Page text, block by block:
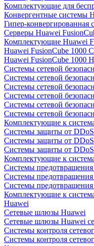
Комплектующие для
Конвергентные системы
Гипер-конвергированная
Серверы Huawei
Комплектующие Huawei
Huawei FusionCube 1000
Huawei FusionCube 1000
Системы сетевой
Системы сетевой
Системы сетевой
Системы сетевой
Системы сетевой
Системы сетевой
Комплектующие к
Системы защиты от
Системы защиты от
Системы защиты от
Комплектующие к
Системы
Системы
Системы
Комплектующие к
Huawei
Сетевые шлюзы Huawei
Сетевые шлюзы Huawei
Системы контроля
Системы контроля